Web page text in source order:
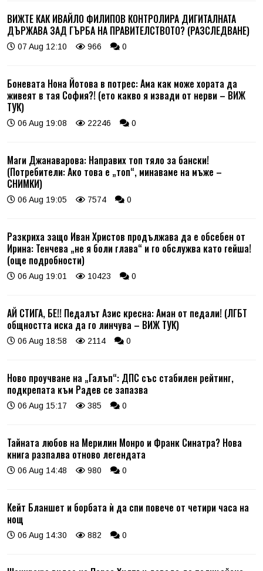
ВИЖТЕ КАК ИВАЙЛО ФИЛИПОВ КОНТРОЛИРА ДИГИТАЛНАТА
ДЪРЖАВА ЗАД ГЪРБА НА ПРАВИТЕЛСТВОТО? (РАЗСЛЕДВАНЕ)
07 Aug 12:10 966 0
Боневата Нона Йотова в потрес: Ама как може хората да
живеят в тая София?! (ето какво я извади от нерви – ВИЖ
ТУК)
06 Aug 19:08 22246 0
Маги Джанаварова: Направих топ тяло за бански!
(Потребители: Ако това е „топ“, минаваме на мъже –
СНИМКИ)
06 Aug 19:05 7574 0
Разкриха защо Иван Христов продължава да е обсебен от
Ирина: Тенчева „не я боли глава“ и го обслужва като гейша!
(още подробности)
06 Aug 19:01 10423 0
АЙ СТИГА, БЕ!! Педалът Азис кресна: Аман от педали! (ЛГБТ
общността иска да го линчува – ВИЖ ТУК)
06 Aug 18:58 2114 0
Ново проучване на „Галъп“: ДПС със стабилен рейтинг,
подкрепата към Радев се запазва
06 Aug 15:17 385 0
Тайната любов на Мерилин Монро и Франк Синатра? Нова
книга разпалва отново легендата
06 Aug 14:48 980 0
Кейт Бланшет и борбата ѝ да спи повече от четири часа на
нощ
06 Aug 14:30 882 0